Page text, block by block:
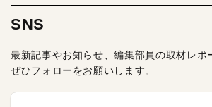
SNS
最新記事やお知らせ、編集部員の取材レポ
ぜひフォローをお願いします。